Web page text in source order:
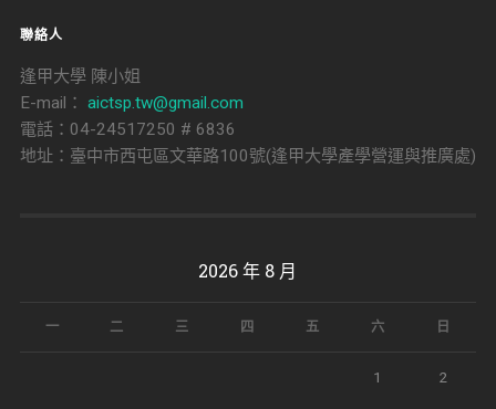
聯絡人
逢甲大學 陳小姐
E-mail： aictsp.tw@gmail.com
電話：04-24517250 # 6836
地址：臺中市西屯區文華路100號(逢甲大學產學營運與推廣處)
2026 年 8 月
一 二 三 四 五 六 日
1 2